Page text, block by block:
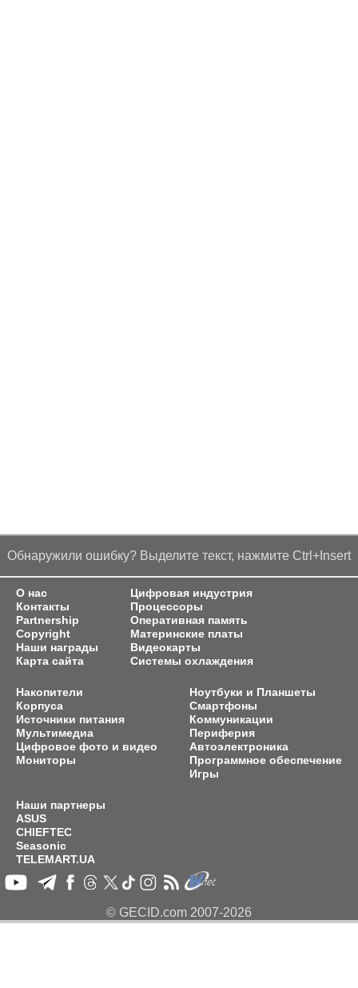
Обнаружили ошибку? Выделите текст, нажмите Ctrl+Insert
О нас
Контакты
Partnership
Copyright
Наши награды
Карта сайта
Цифровая индустрия
Процессоры
Оперативная память
Материнские платы
Видеокарты
Системы охлаждения
Накопители
Корпуса
Источники питания
Мультимедиа
Цифровое фото и видео
Мониторы
Ноутбуки и Планшеты
Смартфоны
Коммуникации
Периферия
Автоэлектроника
Программное обеспечение
Игры
Наши партнеры
ASUS
CHIEFTEC
Seasonic
TELEMART.UA
© GECID.com 2007-2026